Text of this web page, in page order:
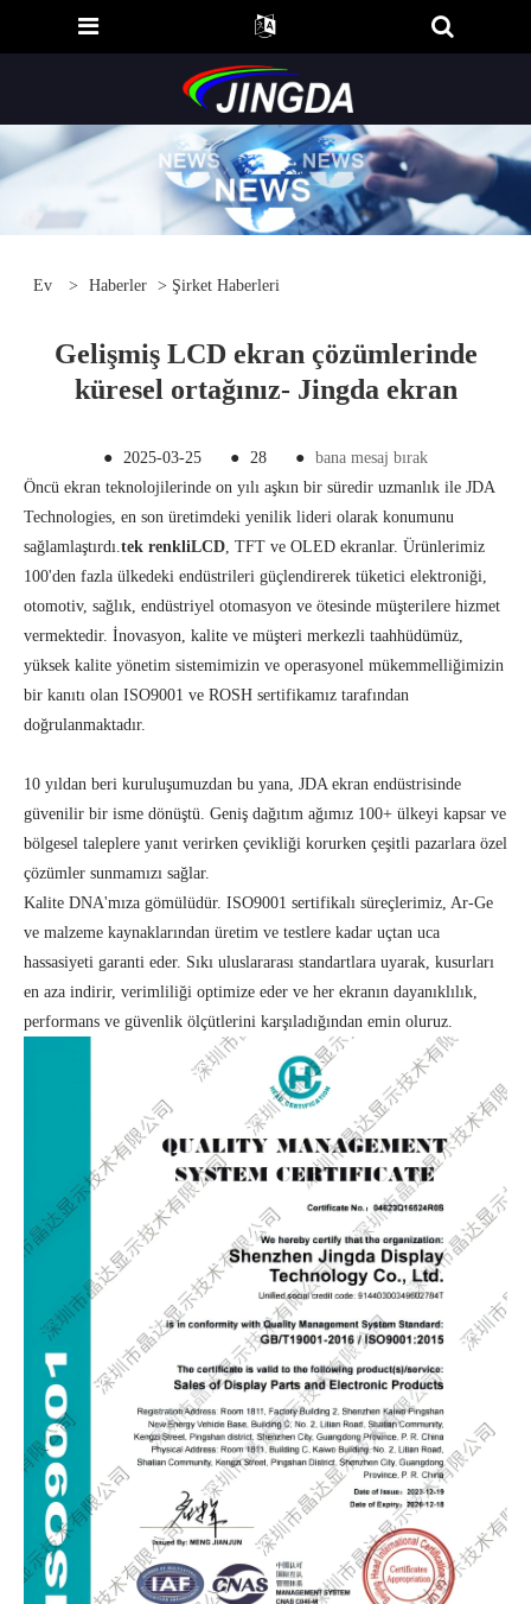
Ev > Haberler > Şirket Haberleri
Gelişmiş LCD ekran çözümlerinde
küresel ortağınız- Jingda ekran
● 2025-03-25 ● 28 ● bana mesaj bırak
Öncü ekran teknolojilerinde on yılı aşkın bir süredir uzmanlık ile JDA
Technologies, en son üretimdeki yenilik lideri olarak konumunu
sağlamlaştırdı.tek renkliLCD, TFT ve OLED ekranlar. Ürünlerimiz
100'den fazla ülkedeki endüstrileri güçlendirerek tüketici elektroniği,
otomotiv, sağlık, endüstriyel otomasyon ve ötesinde müşterilere hizmet
vermektedir. İnovasyon, kalite ve müşteri merkezli taahhüdümüz,
yüksek kalite yönetim sistemimizin ve operasyonel mükemmelliğimizin
bir kanıtı olan ISO9001 ve ROSH sertifikamız tarafından
doğrulanmaktadır.
10 yıldan beri kuruluşumuzdan bu yana, JDA ekran endüstrisinde
güvenilir bir isme dönüştü. Geniş dağıtım ağımız 100+ ülkeyi kapsar ve
bölgesel taleplere yanıt verirken çevikliği korurken çeşitli pazarlara özel
çözümler sunmamızı sağlar.
Kalite DNA'mıza gömülüdür. ISO9001 sertifikalı süreçlerimiz, Ar-Ge
ve malzeme kaynaklarından üretim ve testlere kadar uçtan uca
hassasiyeti garanti eder. Sıkı uluslararası standartlara uyarak, kusurları
en aza indirir, verimliliği optimize eder ve her ekranın dayanıklılık,
performans ve güvenlik ölçütlerini karşıladığından emin oluruz.